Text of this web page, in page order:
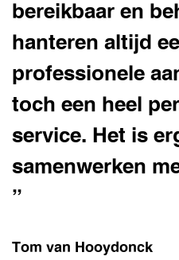
bereikbaar en
hanteren altijd
professionele
toch een heel
service. Het is
samenwerken
”
Tom van Hooydonck